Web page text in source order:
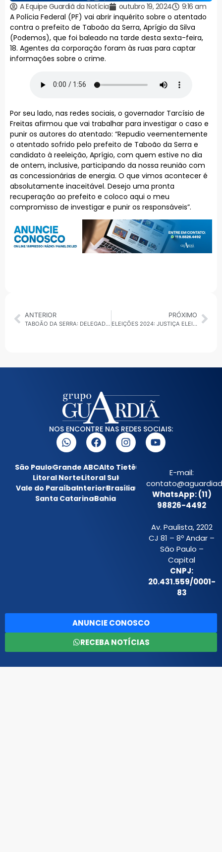
A Equipe Guardiã da Notícia outubro 19, 2024
9:16 am
A Polícia Federal (PF) vai abrir inquérito sobre o atentado
contra o prefeito de Taboão da Serra, Aprígio da Silva
(Podemos), que foi baleado na tarde desta sexta-feira,
18. Agentes da corporação foram às ruas para captar
informações sobre o crime.
Por seu lado, nas redes sociais, o governador Tarcísio de
Freitas afirmou que vai trabalhar para investigar o caso e
punir os autores do atentado: “Repudio veementemente
o atentado sofrido pelo prefeito de Taboão da Serra e
candidato à reeleição, Aprígio, com quem estive no dia
de ontem, inclusive, participando da nossa reunião com
as concessionárias de energia. O que vimos acontecer é
absolutamente inaceitável. Desejo uma pronta
recuperação ao prefeito e coloco aqui o meu
compromisso de investigar e punir os responsáveis”.
ANTERIOR
TABOÃO DA SERRA: DELEGADO NÃO CONFIRMA E NEM DESCARTA CRIME POLÍTICO CONTRA O PREFEITO E CANDIDATO JOSÉ APRÍGIO
PRÓXIMO
ELEIÇÕES 2024: JUSTIÇA ELEITORAL NEGA PEDIDO DE BOULOS PARA BARRAR PESQUISA DO DATAFOLHA SOBRE DISPUTA EM SP
NOS ENCONTRE NAS REDES SOCIAIS:
São PauloGrande ABCAlto Tietê
Litoral NorteLitoral Sul
Vale do ParaíbaInteriorBrasília
Santa CatarinaBahia
E-mail:
WhatsApp: (11)
98826-4492
Av. Paulista, 2202
CJ 81 – 8º Andar –
São Paulo –
Capital
CNPJ:
20.431.559/0001-
83
ANUNCIE CONOSCO
RECEBA NOTÍCIAS